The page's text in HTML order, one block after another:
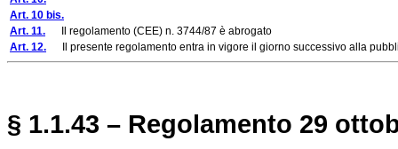
Art. 10 bis.
Art. 11. Il regolamento (CEE) n. 3744/87 è abrogato
Art. 12. Il presente regolamento entra in vigore il giorno successivo alla
§ 1.1.43 – Regolamento 29